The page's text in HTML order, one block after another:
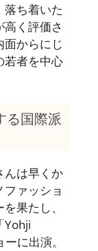
ち着いた
く評価さ
からにじ
若者を中心
る国際派
んは早くか
ァッショ
果たし、
Yohji
に出演。